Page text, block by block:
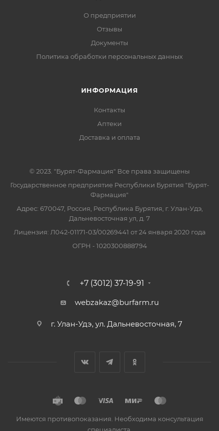
О предприятии
Отзывы
Документы
Политика обработки персональных данных
ИНФОРМАЦИЯ
Контакты
Аптеки
Доставка и оплата
© 2023. "Бурят-Фармация" Все права защищены
Государственное предприятие Республики Бурятия "Бурят-
Фармация"
Адрес: 670047, Россия, Республика Бурятия, г. Улан-Удэ,
Дальневосточная ул, д. 7
Лицензия: Л042-01171-03/00269441 от 24 января 2020 года
ОГРН - 1020300888794
+7 (3012) 37-19-91
webzakaz@burfarm.ru
г. Улан-Удэ, ул. Дальневосточная, 7
Имеются противопоказания. Необходима консультация